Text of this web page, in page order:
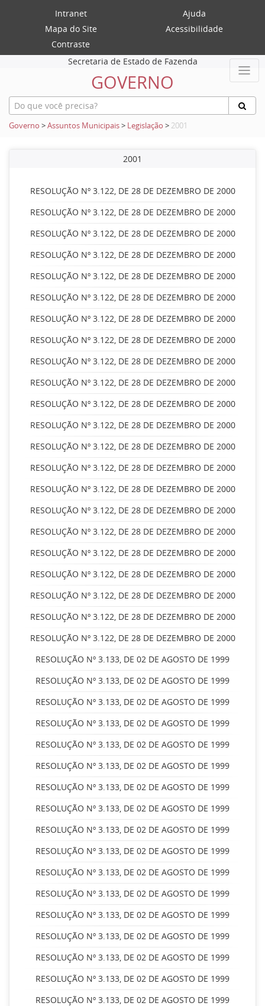
Intranet
Ajuda
Mapa do Site
Acessibilidade
Contraste
Secretaria de Estado de Fazenda
GOVERNO
Governo >Assuntos Municipais> Legislação > 2001
2001
RESOLUÇÃO Nº 3.122, DE 28 DE DEZEMBRO DE 2000
RESOLUÇÃO Nº 3.122, DE 28 DE DEZEMBRO DE 2000
RESOLUÇÃO Nº 3.122, DE 28 DE DEZEMBRO DE 2000
RESOLUÇÃO Nº 3.122, DE 28 DE DEZEMBRO DE 2000
RESOLUÇÃO Nº 3.122, DE 28 DE DEZEMBRO DE 2000
RESOLUÇÃO Nº 3.122, DE 28 DE DEZEMBRO DE 2000
RESOLUÇÃO Nº 3.122, DE 28 DE DEZEMBRO DE 2000
RESOLUÇÃO Nº 3.122, DE 28 DE DEZEMBRO DE 2000
RESOLUÇÃO Nº 3.122, DE 28 DE DEZEMBRO DE 2000
RESOLUÇÃO Nº 3.122, DE 28 DE DEZEMBRO DE 2000
RESOLUÇÃO Nº 3.122, DE 28 DE DEZEMBRO DE 2000
RESOLUÇÃO Nº 3.122, DE 28 DE DEZEMBRO DE 2000
RESOLUÇÃO Nº 3.122, DE 28 DE DEZEMBRO DE 2000
RESOLUÇÃO Nº 3.122, DE 28 DE DEZEMBRO DE 2000
RESOLUÇÃO Nº 3.122, DE 28 DE DEZEMBRO DE 2000
RESOLUÇÃO Nº 3.122, DE 28 DE DEZEMBRO DE 2000
RESOLUÇÃO Nº 3.122, DE 28 DE DEZEMBRO DE 2000
RESOLUÇÃO Nº 3.122, DE 28 DE DEZEMBRO DE 2000
RESOLUÇÃO Nº 3.122, DE 28 DE DEZEMBRO DE 2000
RESOLUÇÃO Nº 3.122, DE 28 DE DEZEMBRO DE 2000
RESOLUÇÃO Nº 3.122, DE 28 DE DEZEMBRO DE 2000
RESOLUÇÃO Nº 3.122, DE 28 DE DEZEMBRO DE 2000
RESOLUÇÃO Nº 3.133, DE 02 DE AGOSTO DE 1999
RESOLUÇÃO Nº 3.133, DE 02 DE AGOSTO DE 1999
RESOLUÇÃO Nº 3.133, DE 02 DE AGOSTO DE 1999
RESOLUÇÃO Nº 3.133, DE 02 DE AGOSTO DE 1999
RESOLUÇÃO Nº 3.133, DE 02 DE AGOSTO DE 1999
RESOLUÇÃO Nº 3.133, DE 02 DE AGOSTO DE 1999
RESOLUÇÃO Nº 3.133, DE 02 DE AGOSTO DE 1999
RESOLUÇÃO Nº 3.133, DE 02 DE AGOSTO DE 1999
RESOLUÇÃO Nº 3.133, DE 02 DE AGOSTO DE 1999
RESOLUÇÃO Nº 3.133, DE 02 DE AGOSTO DE 1999
RESOLUÇÃO Nº 3.133, DE 02 DE AGOSTO DE 1999
RESOLUÇÃO Nº 3.133, DE 02 DE AGOSTO DE 1999
RESOLUÇÃO Nº 3.133, DE 02 DE AGOSTO DE 1999
RESOLUÇÃO Nº 3.133, DE 02 DE AGOSTO DE 1999
RESOLUÇÃO Nº 3.133, DE 02 DE AGOSTO DE 1999
RESOLUÇÃO Nº 3.133, DE 02 DE AGOSTO DE 1999
RESOLUÇÃO Nº 3.133, DE 02 DE AGOSTO DE 1999